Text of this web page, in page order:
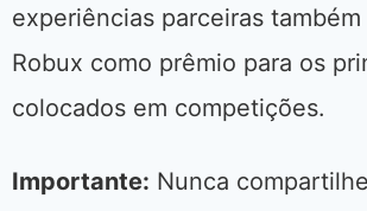
experiências parceiras
Robux como prêmio para os
colocados em competições.
Importante: Nunca